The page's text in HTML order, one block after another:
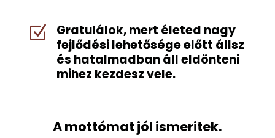
Z
Gratulálok, mert életed nagy
fejlődési lehetősége előtt állsz
és hatalmadban áll eldönteni
mihez kezdesz vele.
A mottómat jól ismeritek.